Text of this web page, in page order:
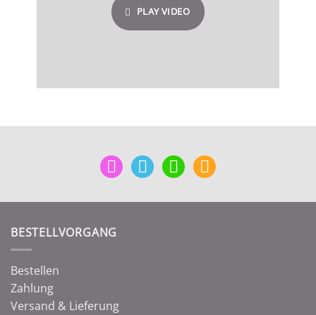
PLAY VIDEO
mail facebookinstagram
pinterest
BESTELLVORGANG
Bestellen
Zahlung
Versand & Lieferung